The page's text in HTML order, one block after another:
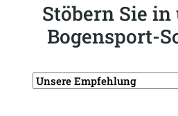
Stöbern Sie
Bogensport-